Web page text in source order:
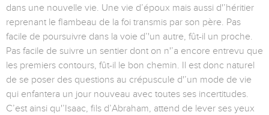
dans une nouvelle vie. Une vie d’époux mais aussi d'’héritier
reprenant le flambeau de la foi transmis par son père. Pas
facile de poursuivre dans la voie d’'un autre, fût-il un proche.
Pas facile de suivre un sentier dont on n'’a encore entrevu que
les premiers contours, fût-il le bon chemin. Il est donc naturel
de se poser des questions au crépuscule d'’un mode de vie
qui enfantera un jour nouveau avec toutes ses incertitudes.
C’est ainsi qu'’Isaac, fils d’Abraham, attend de lever ses yeux